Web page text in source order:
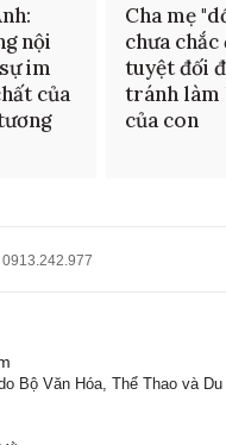
nội
im
của
Cha mẹ
chưa
tuyệt đối
tránh làm
của con
Bộ Văn Hóa, Thể Thao và